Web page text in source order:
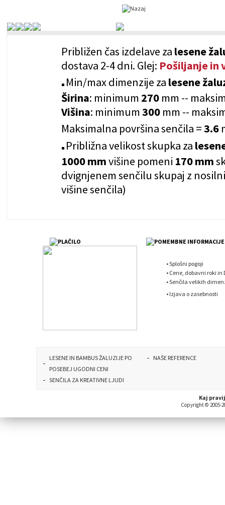
Približen čas izdelave za lesene
dostava 2-4 dni. Glej: Pošiljanje in
Min/max dimenzije za lesene
Širina: minimum 270 mm --
Višina: minimum300 mm --
Maksimalna površina senčila =3.6
Približna velikost skupka za
1000 mmvišine pomeni 170mm
dvignjenem senčilu skupaj z
višine senčila)
•Splošni pogoji
• Cene, dobavni roki in
•Senčila velikih
• Izjava o zasebnosti
LESENE IN BAMBUS ŽALUZIJE PO
POSEBEJ UGODNI CENI
SENČILA ZA KREATIVNE LJUDI
NAŠE REFERENCE
Kaj
Copyright © 2005-